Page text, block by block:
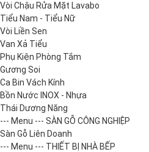
Vòi Chậu Rửa Mặt Lavabo
Tiểu Nam - Tiểu Nữ
Vòi Liền Sen
Van Xả Tiểu
Phụ Kiện Phòng Tắm
Gương Soi
Ca Bin Vách Kính
Bồn Nước INOX - Nhựa
Thái Dương Năng
--- Menu --- SÀN GỖ CÔNG NGHIỆP
Sàn Gỗ Liên Doanh
--- Menu --- THIẾT BỊ NHÀ BẾP